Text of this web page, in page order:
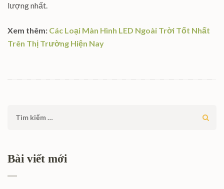
lượng nhất.
Xem thêm: Các Loại Màn Hình LED Ngoài Trời Tốt Nhất
Trên Thị Trường Hiện Nay
Tìm
Bài viết mới